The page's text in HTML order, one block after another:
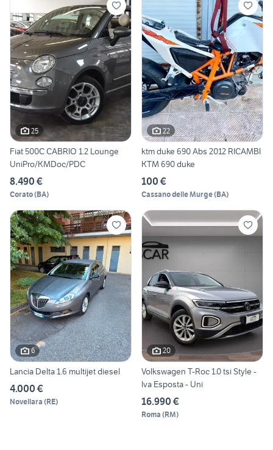
25
Fiat 500C CABRIO 1.2 Lounge
UniPro/KMDoc/PDC
8.490 €
Corato(BA)
22
ktm duke 690 Abs 2012 RICAMBI
KTM 690 duke
100 €
Cassano delle Murge(BA)
6
Lancia Delta 1.6 multijet diesel
4.000 €
Novellara (RE)
20
Volkswagen T-Roc 1.0 tsi Style -
Iva Esposta - Uni
16.990 €
Roma (RM)